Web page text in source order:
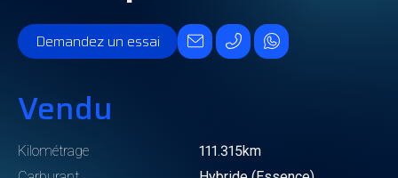
Demandez un essai
Vendu
Kilométrage
111.315km